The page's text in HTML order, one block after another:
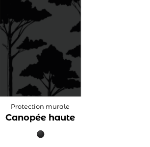
Protection murale
Canopée haute